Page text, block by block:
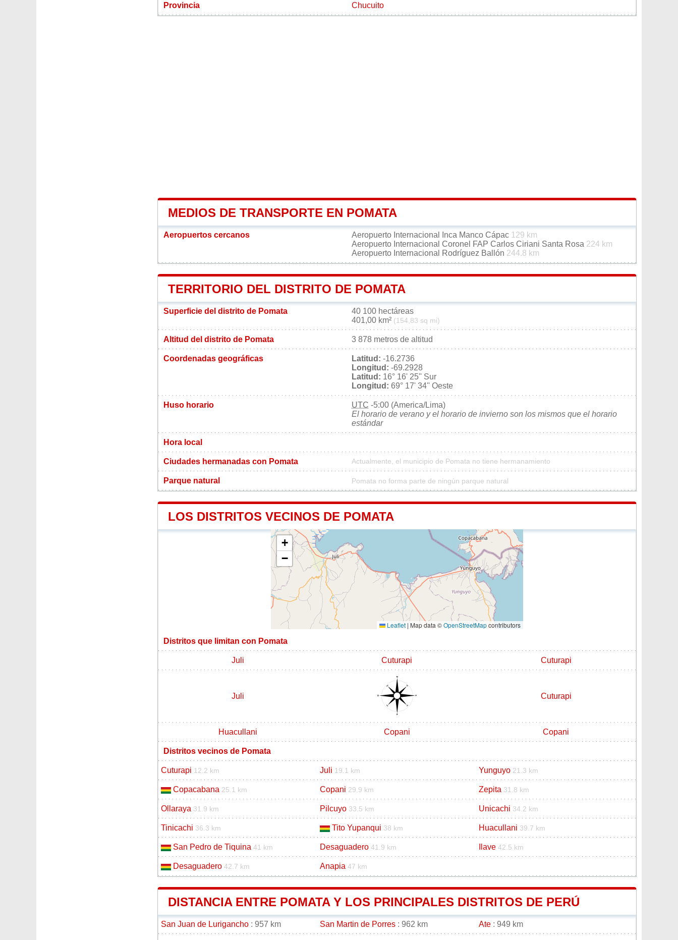
Provincia Chucuito
MEDIOS DE TRANSPORTE EN POMATA
Aeropuertos cercanos Aeropuerto Internacional Inca Manco Cápac 129 km
Aeropuerto Internacional Coronel FAP Carlos Ciriani Santa Rosa 224 km
Aeropuerto Internacional Rodríguez Ballón 244.8 km
TERRITORIO DEL DISTRITO DE POMATA
Superficie del distrito de Pomata
40 100 hectáreas
401,00 km² (154,83 sq mi)
Altitud del distrito de Pomata 3 878 metros de altitud
Coordenadas geográficas Latitud: -16.2736
Longitud: -69.2928
Latitud: 16° 16' 25'' Sur
Longitud: 69° 17' 34'' Oeste
Huso horario UTC -5:00 (America/Lima)
El horario de verano y el horario de invierno son los mismos que el horario
estándar
Hora local
Ciudades hermanadas con Pomata Actualmente, el municipio de Pomata no tiene hermanamiento
Parque natural Pomata no forma parte de ningún parque natural
LOS DISTRITOS VECINOS DE POMATA
+
−
Leaflet | Map data ©OpenStreetMapcontributors
Distritos que limitan con Pomata
Juli Cuturapi Cuturapi
Juli Cuturapi
Huacullani Copani Copani
Distritos vecinos de Pomata
Cuturapi 12.2 km Juli 19.1 km Yunguyo 21.3 km
Copacabana 25.1 km Copani 29.9 km Zepita 31.8 km
Ollaraya 31.9 km Pilcuyo 33.5 km Unicachi 34.2 km
Tinicachi 36.3 km Tito Yupanqui 38 km Huacullani 39.7 km
San Pedro de Tiquina 41 km Desaguadero 41.9 km Ilave 42.5 km
Desaguadero 42.7 km Anapia 47 km
DISTANCIA ENTRE POMATA Y LOS PRINCIPALES DISTRITOS DE PERÚ
San Juan de Lurigancho : 957 km San Martin de Porres : 962 km Ate : 949 km